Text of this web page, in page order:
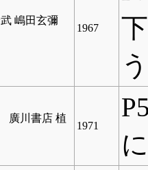
嶋田玄彌
1967
廣川書店 植
1971